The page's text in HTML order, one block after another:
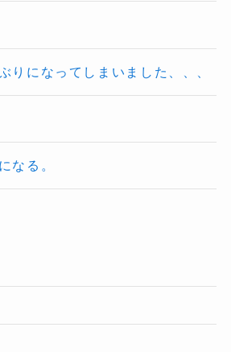
りになってしまいました、、、
なる。